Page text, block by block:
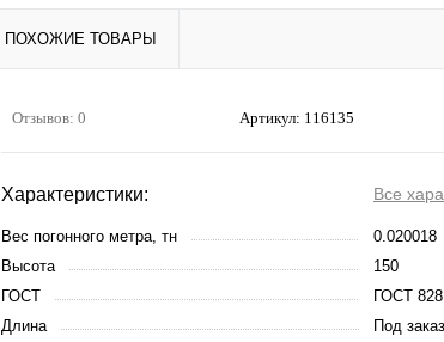
ПОХОЖИЕ ТОВАРЫ
Отзывов: 0 Артикул: 116135
Характеристики: Все
Вес погонного метра, тн
0.020018
Высота
150
ГОСТ
ГОСТ
Длина
Под заказ